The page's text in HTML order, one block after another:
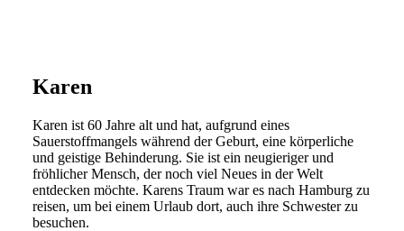
Karen
Karen ist 60 Jahre alt und hat, aufgrund eines
Sauerstoffmangels während der Geburt, eine körperliche
und geistige Behinderung. Sie ist ein neugieriger und
fröhlicher Mensch, der noch viel Neues in der Welt
entdecken möchte. Karens Traum war es nach Hamburg zu
reisen, um bei einem Urlaub dort, auch ihre Schwester zu
besuchen.